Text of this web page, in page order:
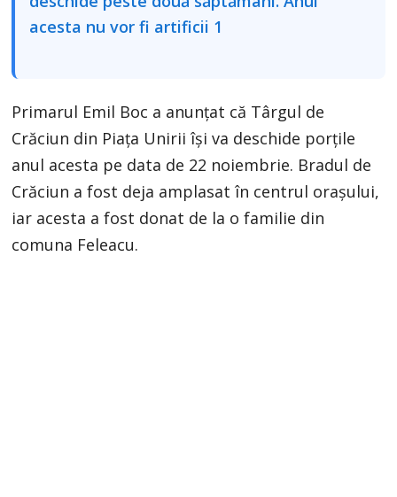
Primarul Emil Boc a anunțat că Târgul de
Crăciun din Piața Unirii își va deschide porțile
anul acesta pe data de 22 noiembrie. Bradul de
Crăciun a fost deja amplasat în centrul orașului,
iar acesta a fost donat de la o familie din
comuna Feleacu.